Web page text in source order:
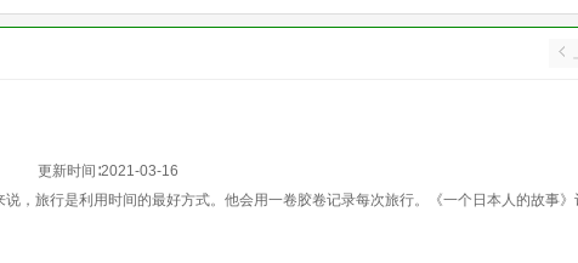
更新时间∶2021-03-16
，旅行是利用时间的最好方式。他会用一卷胶卷记录每次旅行。《一个日本人的故事